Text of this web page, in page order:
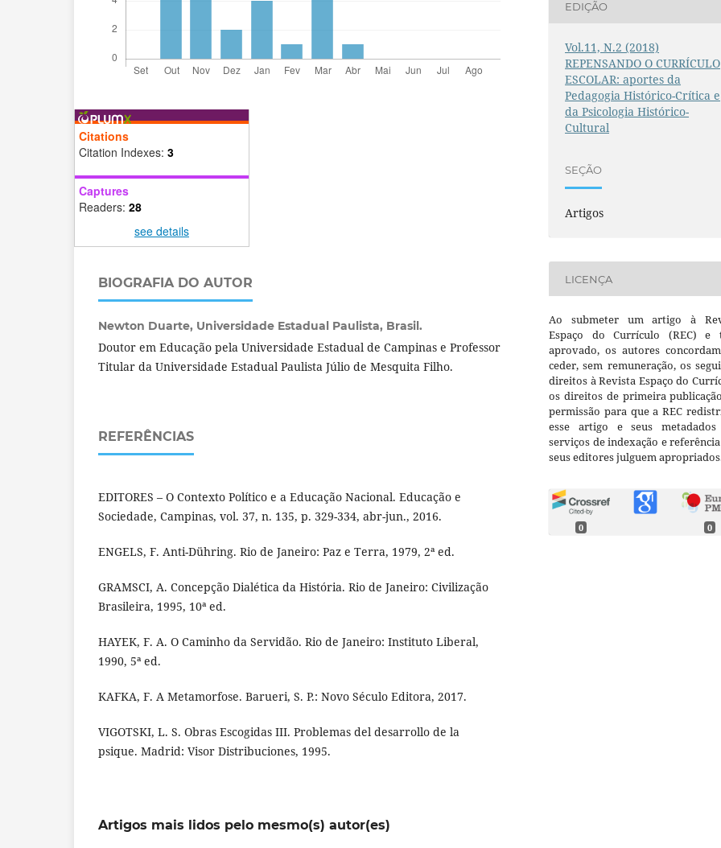
Citations
Citation Indexes: 3
Captures
Readers: 28
see details
BIOGRAFIA DO AUTOR
Newton Duarte, Universidade Estadual Paulista, Brasil.
Doutor em Educação pela Universidade Estadual de Campinas e Professor
Titular da Universidade Estadual Paulista Júlio de Mesquita Filho.
REFERÊNCIAS
EDITORES – O Contexto Político e a Educação Nacional. Educação e
Sociedade, Campinas, vol. 37, n. 135, p. 329-334, abr-jun., 2016.
ENGELS, F. Anti-Dühring. Rio de Janeiro: Paz e Terra, 1979, 2ª ed.
GRAMSCI, A. Concepção Dialética da História. Rio de Janeiro: Civilização
Brasileira, 1995, 10ª ed.
HAYEK, F. A. O Caminho da Servidão. Rio de Janeiro: Instituto Liberal,
1990, 5ª ed.
KAFKA, F. A Metamorfose. Barueri, S. P.: Novo Século Editora, 2017.
VIGOTSKI, L. S. Obras Escogidas III. Problemas del desarrollo de la
psique. Madrid: Visor Distribuciones, 1995.
EDIÇÃO
Vol.11, N.2 (2018)
REPENSANDO O CURRÍCULO
ESCOLAR: aportes da
Pedagogia Histórico-Crítica e
da Psicologia Histórico-
Cultural
SEÇÃO
Artigos
LICENÇA
Ao submeter um artigo à
Espaço do Currículo (REC) e
aprovado, os autores
ceder, sem remuneração, os
direitos à Revista Espaço do
os direitos de primeira
permissão para que a REC
esse artigo e seus metadados
serviços de indexação e
seus editores julguem
0 0
Artigos mais lidos pelo mesmo(s) autor(es)